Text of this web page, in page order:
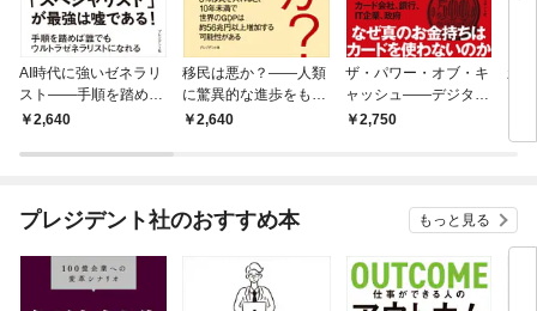
AI時代に強いゼネラリ
スト――手順を踏めば
誰でもウルトラゼネラ
2,640
移民は悪か？――人類
に驚異的な進歩をもた
らしてきた移住・移民
2,640
ザ・パワー・オブ・キ
ャッシュ――デジタル
経済にこそ跳ね上がる
2,750
新
プレジデント社のおすすめ本 もっと見る